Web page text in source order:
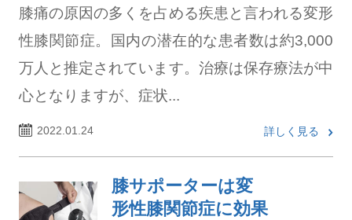
膝痛の原因の多くを占める疾患と言われる変形
性膝関節症。国内の潜在的な患者数は約3,000
万人と推定されています。治療は保存療法が中
心となりますが、症状...
2022.01.24 詳しく見る
膝サポーターは変
形性膝関節症に効果